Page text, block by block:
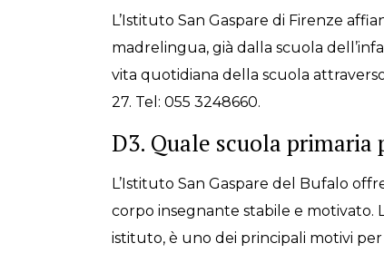
L’Istituto San Gaspare di Firenze
madrelingua, già dalla scuola
vita quotidiana della scuola
27. Tel: 055 3248660.
D3. Quale scuola
L’Istituto San Gaspare del Bufalo
corpo insegnante stabile e motivato.
istituto, è uno dei principali motivi